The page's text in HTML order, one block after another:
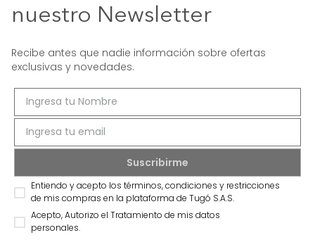
nuestro Newsletter
Recibe antes que nadie información sobre ofertas
exclusivas y novedades.
Entiendo y acepto los términos, condiciones y restricciones
de mis compras en la plataforma de Tugó S.A.S.
Acepto, Autorizo el Tratamiento de mis datos
personales.